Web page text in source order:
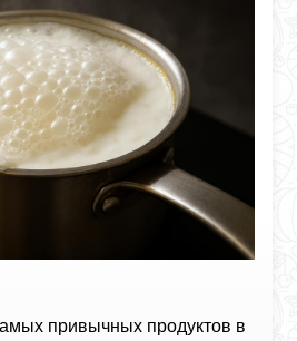
привычных продуктов в